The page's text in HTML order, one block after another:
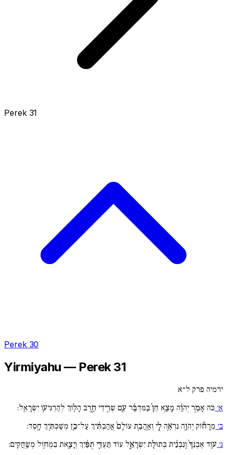
Perek 31
Perek 30
Yirmiyahu — Perek 31
ירמיה פרק ל״א
א׳ כֹּה אָמַ֣ר יְהֹוָ֔ה מָצָ֥א חֵן֙ בַּמִּדְבָּ֔ר עַ֖ם שְׂרִ֣ידֵי חָ֑רֶב הָל֥וֹךְ לְהַרְגִּיע֖וֹ יִשְׂרָאֵֽל:
ב׳ מֵרָח֕וֹק יְהֹוָ֖ה נִרְאָ֣ה לִ֑י וְאַֽהֲבַ֚ת עוֹלָם֙ אֲהַבְתִּ֔יךְ עַל־כֵּ֖ן מְשַׁכְתִּ֥יךְ חָֽסֶד:
ג׳ ע֚וֹד אֶבְנֵךְ֙ וְֽנִבְנֵ֔ית בְּתוּלַ֖ת יִשְׂרָאֵ֑ל עוֹד תַּעְדִּ֣י תֻפַּ֔יִךְ וְיָצָ֖את בִּמְח֥וֹל מְשַֽׂחֲקִֽים: